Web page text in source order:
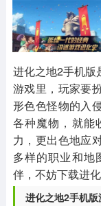
269款应用
其他
1654款应用
进化之地2手机版
游戏里，玩家要
形色色怪物的入
各种魔物，就能
力，更出色地应
多样的职业和地
伴，不妨下载进
进化之地2手机